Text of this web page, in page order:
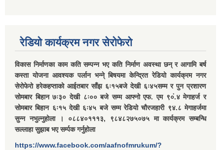
रेडियो कार्यक्रम नगर सेरोफेरो
विकास निर्माणका काम कति सम्पन्न भए कति निर्माण अवस्था छन् र आगामि बर्ष
कस्ता योजना आवश्यक पर्लान भन्ने् बिषयमा केन्द्रित रेडियो कार्यक्रम नगर
सेरोफेरो हरेकहप्ताको आईतबार साँझ ६ः१५बजे देखी ६ः४५सम्म र पुन प्रशारण
सोमबार बिहान ७ः३० देखी ८ः०० बजे सम्म आफ्नो एफ. एम ९०ं.४ मेगाहर्ज र
सोमबार बिहान ६ः१५ देखी ६ः४५ बजे सम्म रेडियो चौरजहारी ९४.८ मेगाहर्जमा
सुन्न नभुल्नुहोला । ०८८४०१११३, ९८४८२७५०७५ मा कार्यक्रम सम्बन्धि
सल्लाहा सुझाब भए सर्म्पक गर्नुहोला
https://www.facebook.com/aafnofmrukum/?